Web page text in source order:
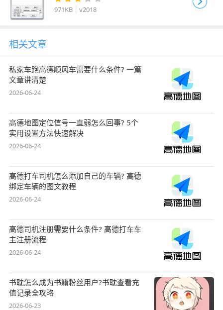
971KB v2018
相关文章
私家车跑高德顺风车需要什么条件? 一篇
文章讲清楚
2026-06-24
高德地图定位信号一直弱怎么回事? 5个
实用设置方法快速解决
2026-06-24
高德打车司机怎么添加自己的车辆? 高德
绑定车辆的图文教程
2026-06-24
高德司机注册需要什么条件? 高德打车车
主注册流程
2026-06-24
书耽怎么成为书籍粉丝用户?书耽查看充
值记录全攻略
2026-06-23